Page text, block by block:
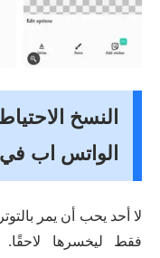
النسخ
الواتس اب
لا أحد يحب أن يمر
فقط ليخسرها